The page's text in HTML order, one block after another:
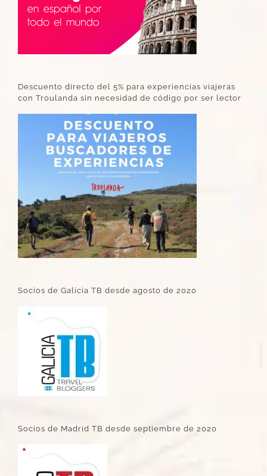
Descuento directo del 5% para experiencias viajeras
con Troulanda sin necesidad de código por ser lector
Socios de Galicia TB desde agosto de 2020
Socios de Madrid TB desde septiembre de 2020